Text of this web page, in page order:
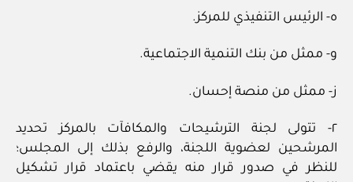
ه- الرئيس التنفيذي للمركز.
و- ممثل من بنك التنمية الاجتماعية.
ز- ممثل من منصة إحسان.
٢- تتولى لجنة الترشيحات والمكافآت بالمركز تحديد
المرشحين لعضوية اللجنة، والرفع بذلك إلى المجلس؛
للنظر في صدور قرار منه يقضي باعتماد قرار تشكيل